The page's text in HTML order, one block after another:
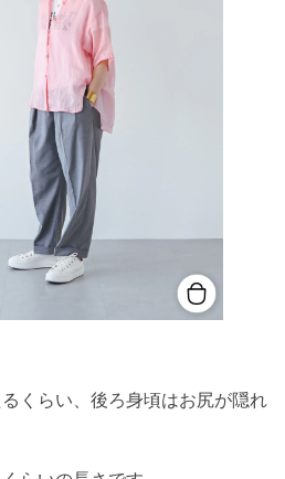
くらい、後ろ身頃はお尻が隠れ